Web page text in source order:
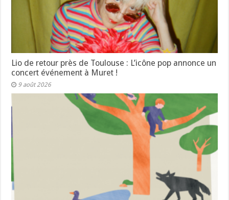
Lio de retour près de Toulouse : L’icône pop annonce un
concert événement à Muret !
9 août 2026